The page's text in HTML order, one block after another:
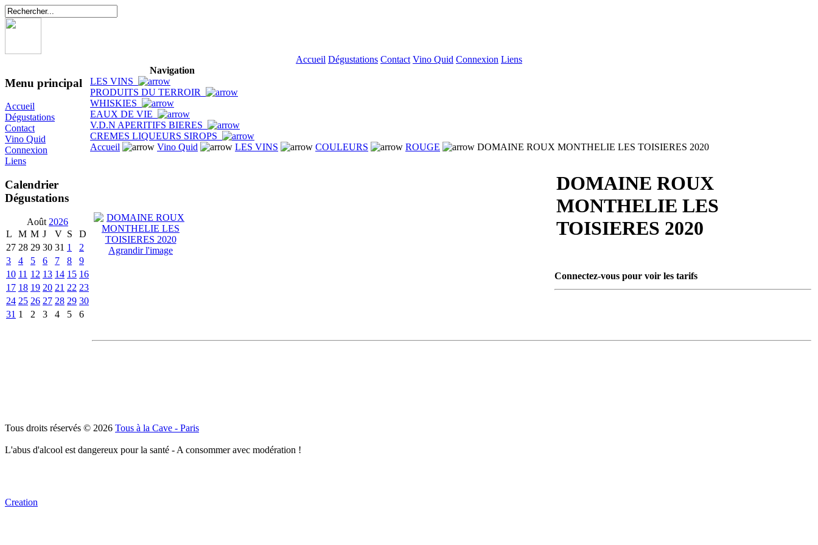
Accueil Dégustations Contact Vino Quid Connexion Liens
Menu principal
Accueil
Dégustations
Contact
Vino Quid
Connexion
Liens
Calendrier
Dégustations
Août 2026
L
M M J V S
D
27 28 29 30 31 1
2
3
4 5 6 7 8
9
10 11 12 13 14 15 16
17 18 19 20 21 22 23
24 25 26 27 28 29 30
31 1 2 3 4 5 6
Navigation
LES VINS
PRODUITS DU TERROIR
WHISKIES
EAUX DE VIE
V.D.N APERITIFS BIERES
CREMES LIQUEURS SIROPS
Accueil
Vino Quid LES VINS COULEURS ROUGE DOMAINE ROUX MONTHELIE LES TOISIERES 2020
Agrandir l'image
DOMAINE ROUX
MONTHELIE LES
TOISIERES 2020
Connectez-vous pour voir les tarifs
Tous droits réservés © 2026 Tous à la Cave - Paris
L'abus d'alcool est dangereux pour la santé - A consommer avec modération !
Creation